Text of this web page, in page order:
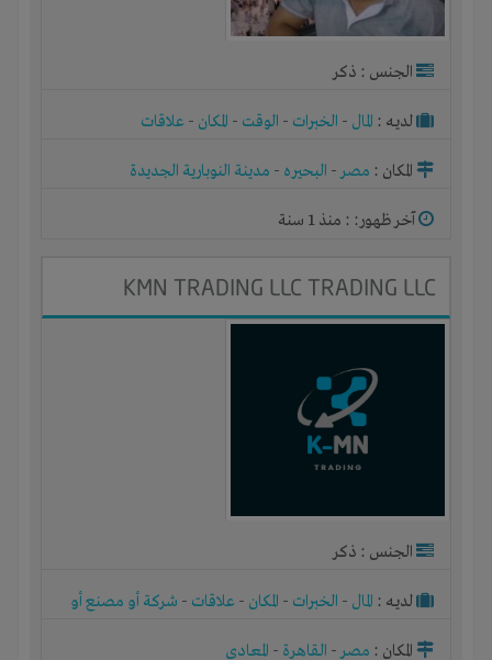
الجنس : ذكر
لديـه : المال - الخبرات - الوقت - المكان - علاقات
المكان : مصر- البحيره - مدينة النوبارية الجديدة
آخر ظهور: : منذ 1 سنة
KMN TRADING LLC TRADING LLC
الجنس : ذكر
لديـه : المال - الخبرات - المكان - علاقات - شركة أو مصنع أو
المكان : مصر- القاهرة - المعادي